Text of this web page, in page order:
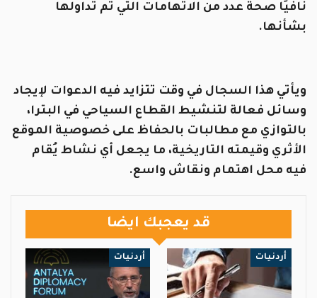
نافيًا صحة عدد من الاتهامات التي تم تداولها
بشأنها.
ويأتي هذا السجال في وقت تتزايد فيه الدعوات لإيجاد
وسائل فعالة لتنشيط القطاع السياحي في البترا،
بالتوازي مع مطالبات بالحفاظ على خصوصية الموقع
الأثري وقيمته التاريخية، ما يجعل أي نشاط يُقام
فيه محل اهتمام ونقاش واسع.
قد يعجبك ايضا
أردنيات أردنيات